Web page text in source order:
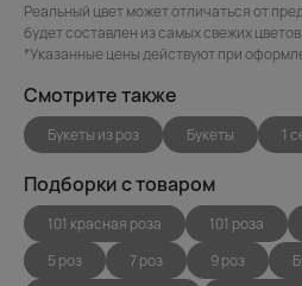
Реальный цвет может отличаться от
будет составлен из самых свежих
*Указанные цены действуют при
Смотрите также
Букеты из роз Букеты 1
Подборки с товаром
101 красная роза 101 роза
5 роз
7 роз 9 роз